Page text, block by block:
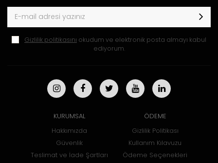
Gizlilik politikasını okudum ve elektronik posta almayı kabul
ediyorum.
KURUMSAL
Hakkımızda
Güvenlik
Teslimat ve İade Şartları
ÖDEME
Gizlilik Politikası
Kullanım Kılavuzu
Ödeme Seçenekleri